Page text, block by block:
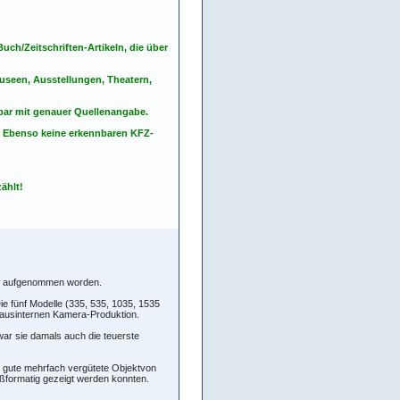
Zeitschriften-Artikeln, die über
Ausstellungen, Theatern,
mit genauer Quellenangabe.
keine erkennbaren KFZ-
worden.
fünf Modelle (335, 535, 1035, 1535
Kamera-Produktion.
sie damals auch die teuerste
mehrfach vergütete Objektvon
gezeigt werden konnten.